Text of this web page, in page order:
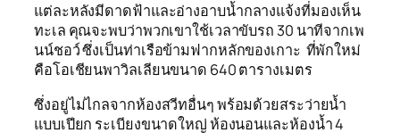
แต่ละหลังมีดาดฟ้าและอ่างอาบน้ำกลางแจ้งที่มองเห็น
ทะเล คุณจะพบว่าพวกเขาใช้เวลาขับรถ 30 นาทีจากเพ
นน์ชอว์ ซึ่งเป็นท่าเรือข้ามฟากหลักของเกาะ ที่พักใหม่
คือโอเชียนพาวิลเลียนขนาด 640 ตารางเมตร
ซึ่งอยู่ไม่ไกลจากห้องสวีทอื่นๆ พร้อมด้วยสระว่ายน้ำ
แบบเปียก ระเบียงขนาดใหญ่ ห้องนอนและห้องน้ำ 4